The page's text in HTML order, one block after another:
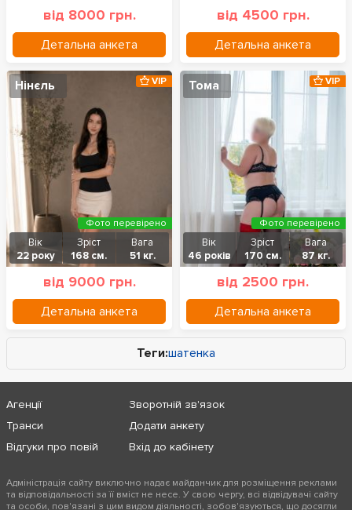
від 8000 грн.
Детальна анкета
від 4500 грн.
Детальна анкета
Нінєль
Вік
22 року
Зріст
168 см.
Вага
51 кг.
від 9000 грн.
Детальна анкета
VIP
Фото перевірено
Тома
Вік
46 років
Зріст
170 см.
Вага
87 кг.
від 2500 грн.
Детальна анкета
VIP
Фото перевірено
Теги:шатенка
Агенції
Транси
Відгуки про повій
Зворотній зв'язок
Додати анкету
Вхід до кабінету
Адміністрація сайту виключно надає майданчик для розміщення реклами
та відповідальності за її вміст не несе. У свою чергу, всі відвідувачі сайту
та особи, пов'язані з цим видом діяльності, зобов'язуються, що досягли